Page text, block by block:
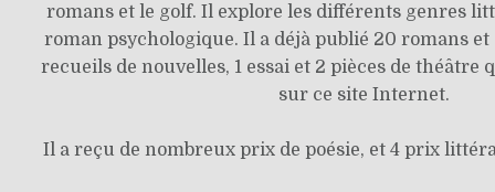
romans et le golf. Il explore les différents genres
roman psychologique. Il a déjà publié 20 romans et
recueils de nouvelles, 1 essai et 2 pièces de théâtre
sur ce site Internet.
Il a reçu de nombreux prix de poésie, et 4 prix